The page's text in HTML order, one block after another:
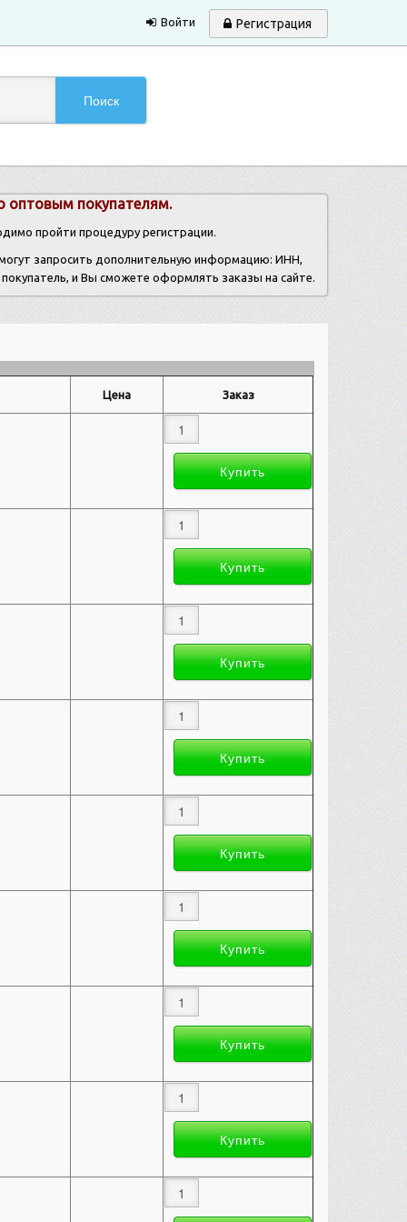
Войти Регистрация
Поиск
оптовым покупателям.
пройти процедуру регистрации.
запросить дополнительную информацию: ИНН,
и Вы сможете оформлять заказы на сайте.
Цена Заказ